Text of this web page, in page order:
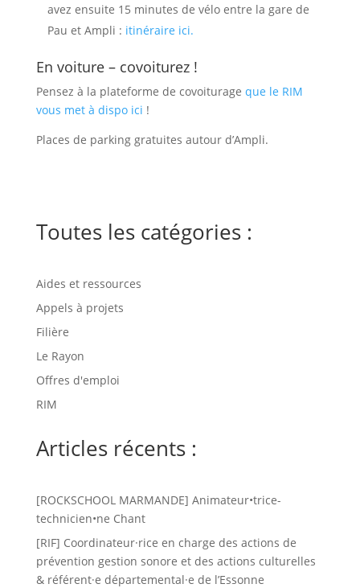
avez ensuite 15 minutes de vélo entre la gare de
Pau et Ampli : itinéraire ici.
En voiture – covoiturez !
Pensez à la plateforme de covoiturage que le RIM
vous met à dispo ici !
Places de parking gratuites autour d’Ampli.
Toutes les catégories :
Aides et ressources
Appels à projets
Filière
Le Rayon
Offres d'emploi
RIM
Articles récents :
[ROCKSCHOOL MARMANDE] Animateur•trice-
technicien•ne Chant
[RIF] Coordinateur·rice en charge des actions de
prévention gestion sonore et des actions culturelles
& référent·e départemental·e de l’Essonne